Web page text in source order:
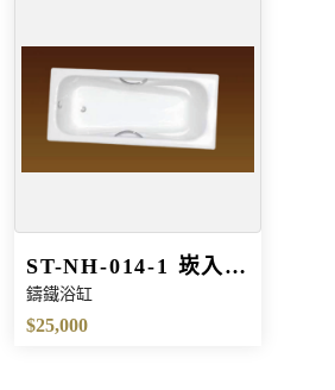
ST-NH-014-1 崁入鑄
鐵浴缸
鑄鐵浴缸
$25,000